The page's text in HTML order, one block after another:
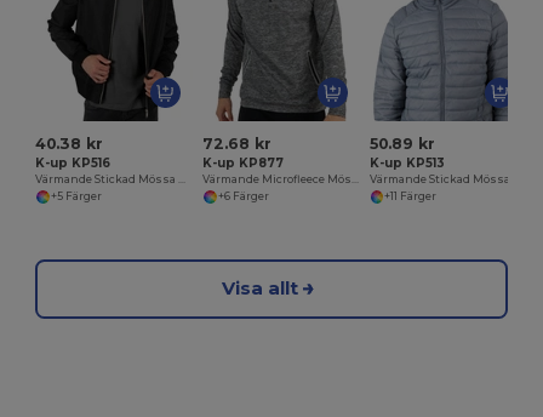
40.38 kr
K-up KP516
+5 Färger
72.68 kr
K-up KP877
+6 Färger
50.89 kr
K-up KP513
+11 Färger
Visa allt